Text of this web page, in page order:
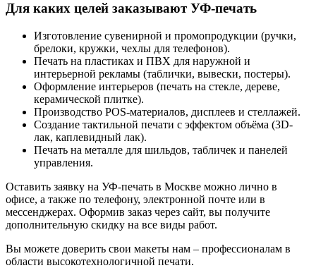
Для каких целей заказывают УФ-печать
Изготовление сувенирной и промопродукции (ручки,
брелоки, кружки, чехлы для телефонов).
Печать на пластиках и ПВХ для наружной и
интерьерной рекламы (таблички, вывески, постеры).
Оформление интерьеров (печать на стекле, дереве,
керамической плитке).
Производство POS-материалов, дисплеев и стеллажей.
Создание тактильной печати с эффектом объёма (3D-
лак, каплевидный лак).
Печать на металле для шильдов, табличек и панелей
управления.
Оставить заявку на УФ-печать в Москве можно лично в
офисе, а также по телефону, электронной почте или в
мессенджерах. Оформив заказ через сайт, вы получите
дополнительную скидку на все виды работ.
Вы можете доверить свои макеты нам – профессионалам в
области высокотехнологичной печати.